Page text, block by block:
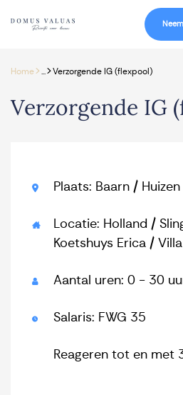
Navigatie overslaan
Home> >Verzorgende IG (flexpool)
Verzorgende IG
Plaats: Baarn /
Locatie: Holland /
Koetshuys Erica /
Aantal uren: 0 - 30
Salaris: FWG 35
Reageren tot en met